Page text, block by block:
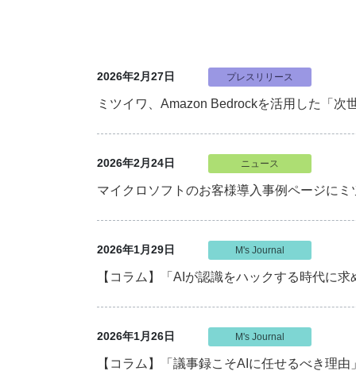
2026年2月27日 プレスリリース
ミツイワ、Amazon Bedrockを活用した「
2026年2月24日 ニュース
マイクロソフトのお客様導入事例ページに
2026年1月29日 M's Journal
【コラム】「AIが認識をハックする時代に
2026年1月26日 M's Journal
【コラム】「議事録こそAIに任せるべき理